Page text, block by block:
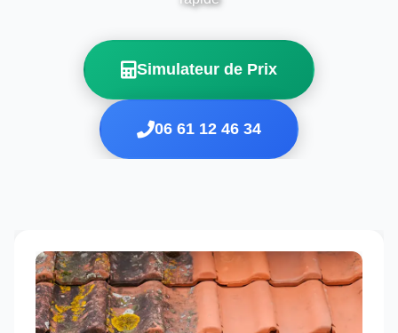
Simulateur de Prix
06 61 12 46 34